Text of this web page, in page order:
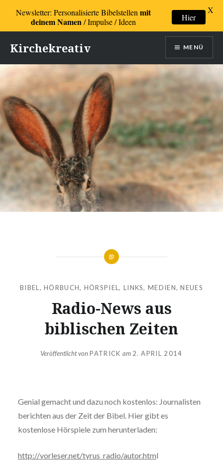
zum
Inhalt
Kirchekreativ MENÜ
BIBEL ,HÖRBUCH, HÖRSPIEL, LINKS,MEDIEN,NEUES
Radio-News aus
biblischen Zeiten
Veröffentlicht vonPATRICK am 2. APRIL 2014
Genial gemacht und dazu noch kostenlos: Journalisten
berichten aus der Zeit der Bibel. Hier gibt es
kostenlose Hörspiele zum herunterladen:
http://vorleser.net/tyrus_radio/autor.html
Newsletter: Personalisierte Bibelstellen mit
deinem Namen/ Impulse / Ideen Hier
X